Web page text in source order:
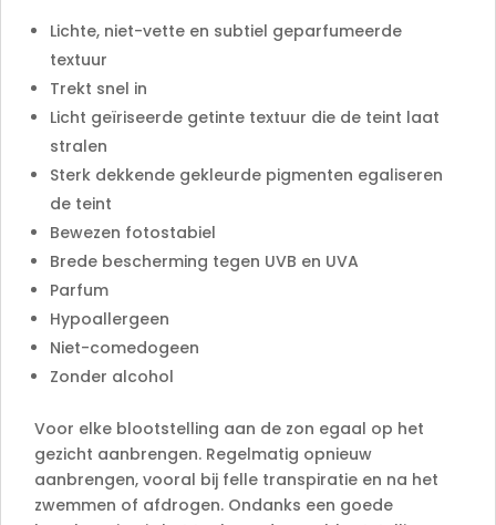
Lichte, niet-vette en subtiel geparfumeerde
textuur
Trekt snel in
Licht geïriseerde getinte textuur die de teint laat
stralen
Sterk dekkende gekleurde pigmenten egaliseren
de teint
Bewezen fotostabiel
Brede bescherming tegen UVB en UVA
Parfum
Hypoallergeen
Niet-comedogeen
Zonder alcohol
Voor elke blootstelling aan de zon egaal op het
gezicht aanbrengen. Regelmatig opnieuw
aanbrengen, vooral bij felle transpiratie en na het
zwemmen of afdrogen. Ondanks een goede